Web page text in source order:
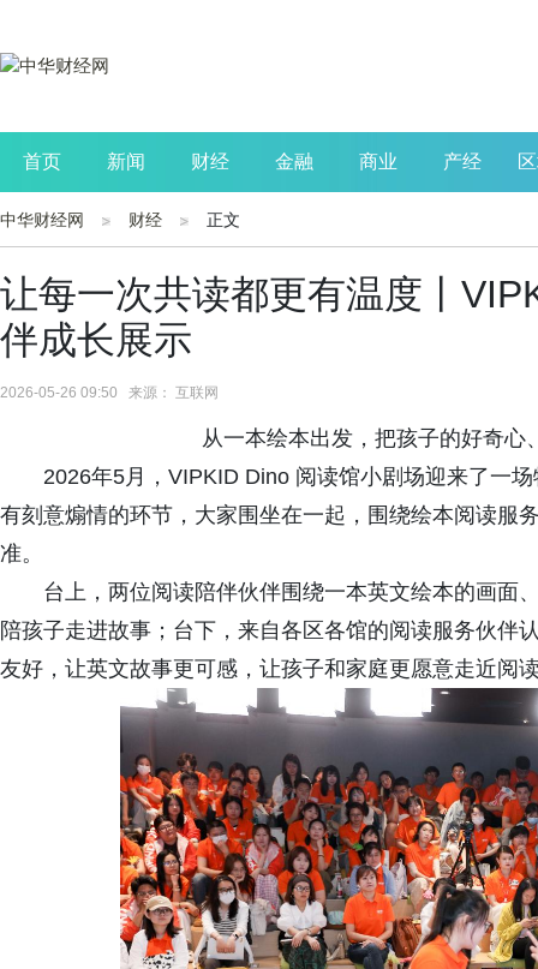
首页 新闻 财经 金融 商业 产经
公司 生活 读书
中华财经网 财经 正文
让每一次共读都更有温度丨
伴成长展示
2026-05-26 09:50 来源： 互联网
从一本绘本出发，把孩子的好奇心
2026年5月，VIPKID Dino 阅读馆小剧场迎来了一
有刻意煽情的环节，大家围坐在一起，围绕绘本阅读服
准。
台上，两位阅读陪伴伙伴围绕一本英文绘本的画面
陪孩子走进故事；台下，来自各区各馆的阅读服务伙伴
友好，让英文故事更可感，让孩子和家庭更愿意走近阅